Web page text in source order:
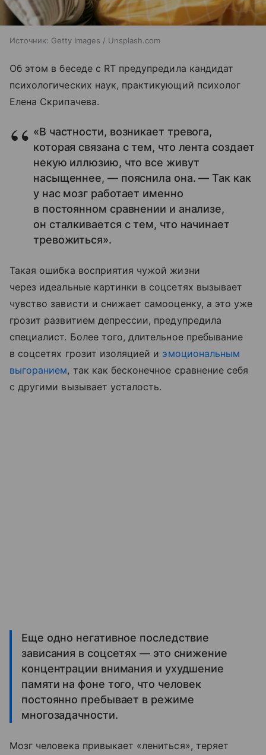
Источник: Getty Images / Unsplash.com
Об этом в беседе с RT предупредила кандидат
психологических наук, практикующий психолог
Елена Скрипачева.
«В частности, возникает тревога,
которая связана с тем, что лента создает
некую иллюзию, что все живут
насыщеннее, — пояснила она. — Так как
у нас мозг работает именно
в постоянном сравнении и анализе,
он сталкивается с тем, что начинает
тревожиться».
Такая ошибка восприятия чужой жизни
через идеальные картинки в соцсетях вызывает
чувство зависти и снижает самооценку, а это уже
грозит развитием депрессии, предупредила
специалист. Более того, длительное пребывание
в соцсетях грозит изоляцией и эмоциональным
выгоранием, так как бесконечное сравнение себя
с другими вызывает усталость.
Еще одно негативное последствие
зависания в соцсетях — это снижение
концентрации внимания и ухудшение
памяти на фоне того, что человек
постоянно пребывает в режиме
многозадачности.
Мозг человека привыкает «лениться», теряет